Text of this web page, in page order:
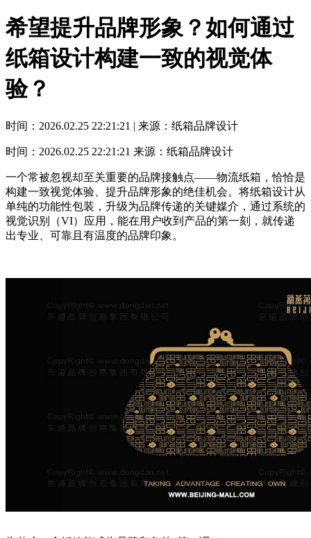
希望提升品牌形象？如何通过
纸箱设计构建一致的视觉体
验？
时间：2026.02.25 22:21:21 | 来源：纸箱品牌设计
时间：2026.02.25 22:21:21 来源：纸箱品牌设计
一个常被忽视却至关重要的品牌接触点——物流纸箱，恰恰是
构建一致视觉体验、提升品牌形象的绝佳机会。将纸箱设计从
单纯的功能性包装，升级为品牌传递的关键媒介，通过系统的
视觉识别（VI）应用，能在用户收到产品的第一刻，就传递
出专业、可靠且有温度的品牌印象。